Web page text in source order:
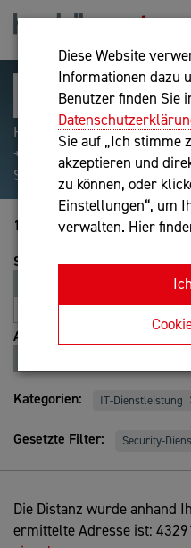
Diese Website
Informationen dazu
Benutzer finden Sie
Sie auf „Ich stimme
akzeptieren und
zu können, oder
Einstellungen“, um
verwalten. Hier
Hilfreiche Suchparameter:
+webshop, Begriff
Suchbegriff: "internet of
1-20 von 177
Sortierung
A-Z
Ansicht
Kategorien: IT-Dienstleistung
Gesetzte Filter: Security-
Die Distanz wurde anhand
ermittelte Adresse ist: